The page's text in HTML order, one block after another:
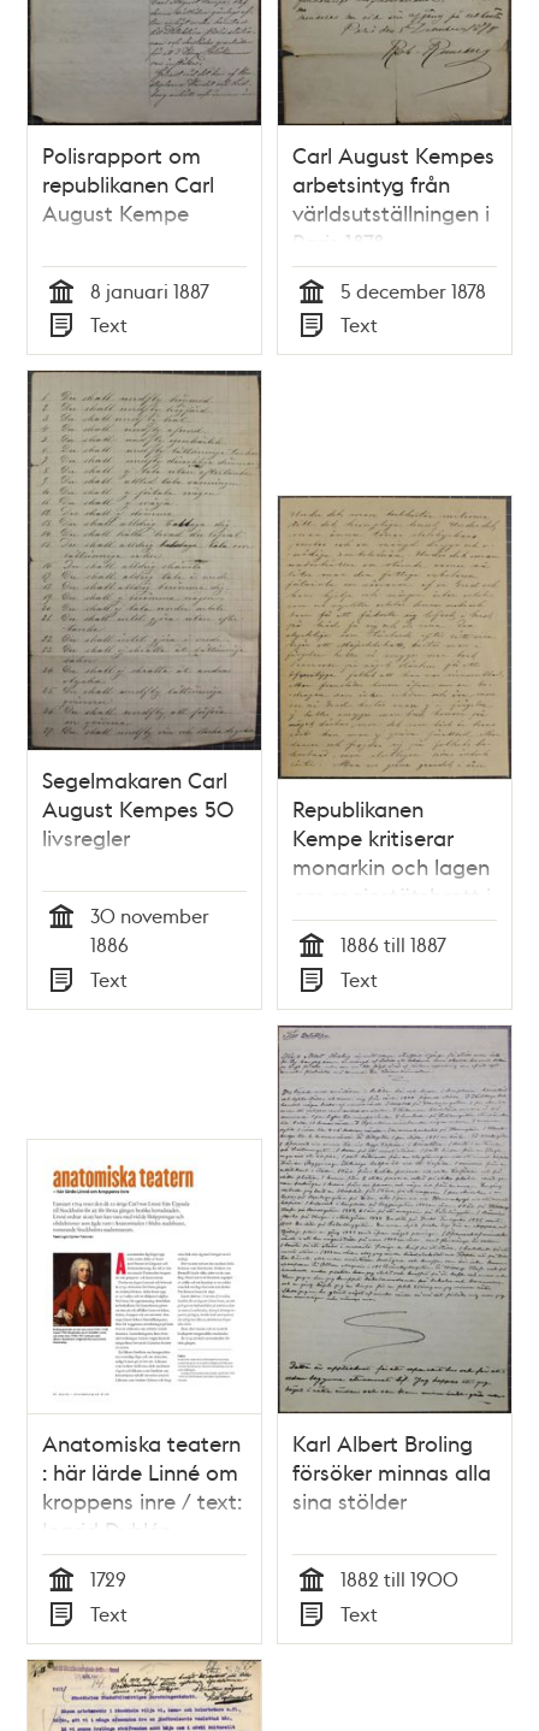
Polisrapport om
republikanen Carl
August Kempe
Tid
8 januari 1887
Typ
Text
Carl August Kempes
arbetsintyg från
världsutställningen i
Paris 1878
Tid
5 december 1878
Typ
Text
Segelmakaren Carl
August Kempes 50
livsregler
30 november
1886
Typ
Text
Republikanen
Kempe kritiserar
monarkin och lagen
om majestätsbrott i
oavslutat
manuskript
Tid
1886 till 1887
Typ
Text
Anatomiska teatern
: här lärde Linné om
kroppens inre / text:
Ingrid Dyhlén-
Täckman
Tid
1729
Typ
Text
Karl Albert Broling
försöker minnas alla
sina stölder
Tid
1882 till 1900
Typ
Text